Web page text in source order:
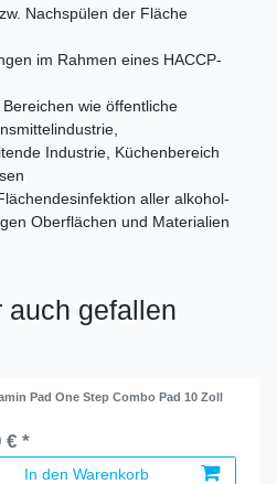
Nachspülen der Fläche
im Rahmen eines HACCP-
wie öffentliche
Industrie, Küchenbereich
aller alkohol-
Oberflächen und Materialien
auch gefallen
Pad One Step Combo Pad 10 Zoll
€ *
In den Warenkorb